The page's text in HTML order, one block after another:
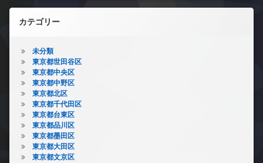
カテゴリー
未分類
東京都世田谷区
東京都中央区
東京都中野区
東京都北区
東京都千代田区
東京都台東区
東京都品川区
東京都墨田区
東京都大田区
東京都文京区